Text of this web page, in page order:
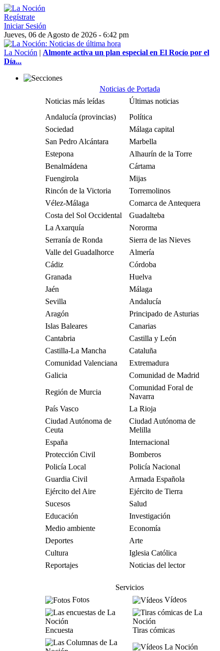
Regístrate
Iniciar Sesión
Jueves, 06 de Agosto de 2026 - 6:42 pm
La Noción | Almonte activa un plan especial en El Rocío por el
Día...
Noticias de Portada
Noticias más leídas
Últimas noticias
Andalucía (provincias)
Política
Sociedad
Málaga capital
San Pedro Alcántara
Marbella
Estepona
Alhaurín de la Torre
Benalmádena
Cártama
Fuengirola
Mijas
Rincón de la Victoria
Torremolinos
Vélez-Málaga
Comarca de Antequera
Costa del Sol Occidental
Guadalteba
La Axarquía
Nororma
Serranía de Ronda
Sierra de las Nieves
Valle del Guadalhorce
Almería
Cádiz
Córdoba
Granada
Huelva
Jaén
Málaga
Sevilla
Andalucía
Aragón
Principado de Asturias
Islas Baleares
Canarias
Cantabria
Castilla y León
Castilla-La Mancha
Cataluña
Comunidad Valenciana
Extremadura
Galicia
Comunidad de Madrid
Región de Murcia
Comunidad Foral de
Navarra
País Vasco
La Rioja
Ciudad Autónoma de
Ceuta
Ciudad Autónoma de
Melilla
España
Internacional
Protección Civil
Bomberos
Policía Local
Policía Nacional
Guardia Civil
Armada Española
Ejército del Aire
Ejército de Tierra
Sucesos
Salud
Educación
Investigación
Medio ambiente
Economía
Deportes
Arte
Cultura
Iglesia Católica
Reportajes
Noticias del lector
Servicios
Fotos
Vídeos
Encuesta Tiras cómicas